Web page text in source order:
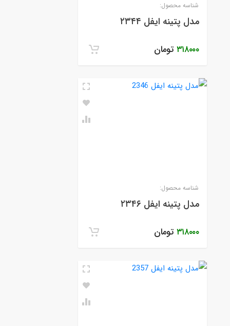
شناسه محصول:
مدل پتینه ایفل ۲۳۴۴
۳۱۸۰۰۰ تومان
شناسه محصول:
مدل پتینه ایفل ۲۳۴۶
۳۱۸۰۰۰ تومان